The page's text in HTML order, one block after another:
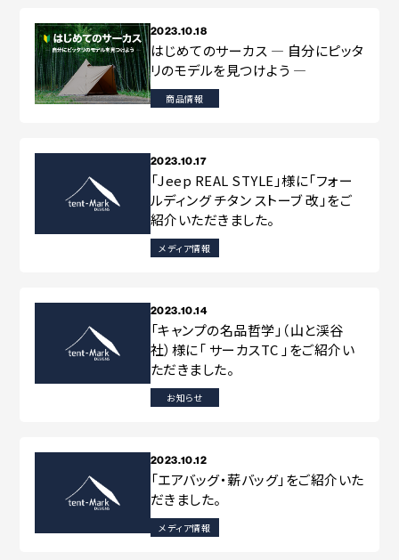
2023.10.18
はじめてのサーカス ― 自分にピッタ
リのモデルを見つけよう ―
商品情報
2023.10.17
「Jeep REAL STYLE」様に「フォー
ルディング チタン ストーブ 改」をご
紹介いただきました。
メディア情報
2023.10.14
「キャンプの名品哲学」（山と渓谷
社）様に「 サーカスTC 」をご紹介い
ただきました。
お知らせ
2023.10.12
「エアバッグ・薪バッグ」をご紹介いた
だきました。
メディア情報